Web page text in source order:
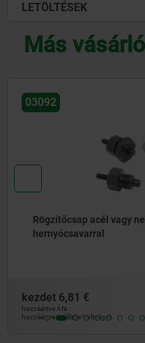
LETÖLTÉSEK
Más
03096
Rögzítőcsapok, acél
nemesacél
kezdet5,01 €
hozzáértve Áfa
hozzáértve szállítási költségek